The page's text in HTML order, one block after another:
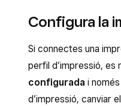
una finestra
predeterminats o
personalitzat.
Per connectar
Configura la
Si connectes una
perfil d’impressió, es
configurada i
d’impressió, canviar